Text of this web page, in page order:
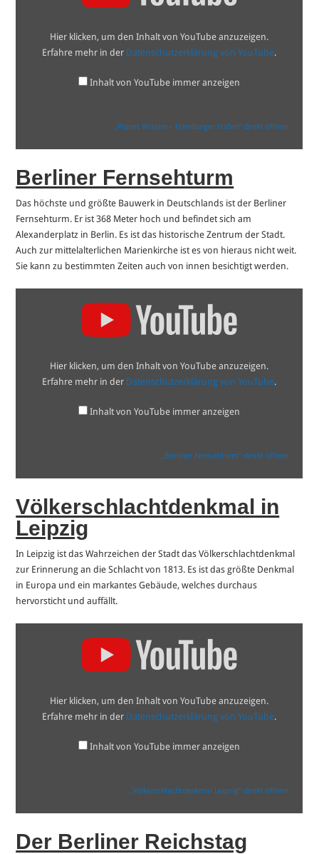
anzeigenHier klicken, um den Inhalt von YouTube anzuzeigen.
Erfahre mehr in der Datenschutzerklärung von YouTube.
Inhalt von YouTube immer anzeigen
„Planet Wissen – Hamburger Hafen“ direkt öffnen
Berliner Fernsehturm
Das höchste und größte Bauwerk in Deutschlands ist der Berliner
Fernsehturm. Er ist 368 Meter hoch und befindet sich am
Alexanderplatz in Berlin. Es ist das historische Zentrum der Stadt.
Auch zur mittelalterlichen Marienkirche ist es von hieraus nicht weit.
Sie kann zu bestimmten Zeiten auch von innen besichtigt werden.
Hier klicken, um den Inhalt von YouTube anzuzeigen.
Erfahre mehr in der Datenschutzerklärung von YouTube.
Inhalt von YouTube immer anzeigen
„Berliner Fernsehturm“ direkt öffnen
Völkerschlachtdenkmal in
Leipzig
In Leipzig ist das Wahrzeichen der Stadt das Völkerschlachtdenkmal
zur Erinnerung an die Schlacht von 1813. Es ist das größte Denkmal
in Europa und ein markantes Gebäude, welches durchaus
hervorsticht und auffällt.
Hier klicken, um den Inhalt von YouTube anzuzeigen.
Erfahre mehr in der Datenschutzerklärung von YouTube.
Inhalt von YouTube immer anzeigen
„Völkerschlachtdenkmal Leipzig“ direkt öffnen
Der Berliner Reichstag